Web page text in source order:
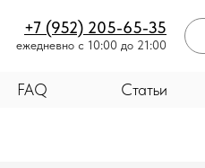
+7 (952) 205-65-35
ежедневно с 10:00 до 21:00
FAQ Статьи